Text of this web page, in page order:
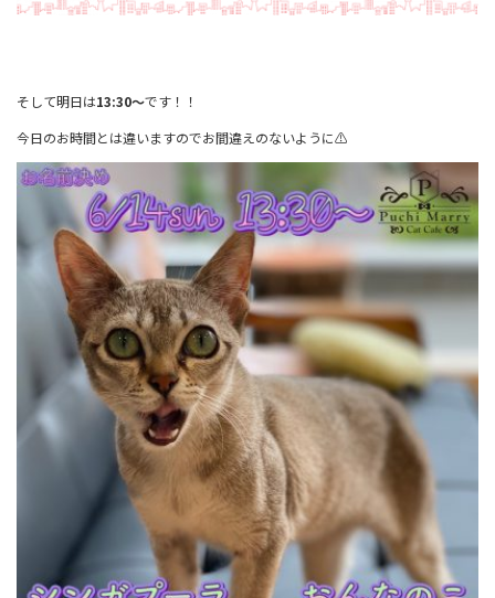
そして明日は13:30～です！！
今日のお時間とは違いますのでお間違えのないように⚠